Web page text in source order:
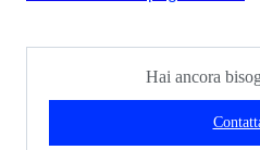
Hai ancora